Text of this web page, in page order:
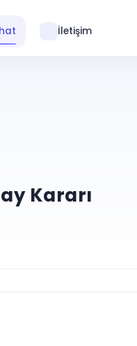
İletişim
Kararı